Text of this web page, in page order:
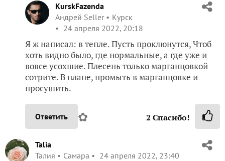
KurskFazenda
Андрей Seller
Курск
24 апреля 2022, 20:18
Я ж написал: в тепле. Пусть проклюнутся, Чтоб
хоть видно было, где нормальные, а где уже и
вовсе усохшие. Плесень только марганцовкой
сотрите. В плане, промыть в марганцовке и
просушить.
Ответить ✿ 2 Спасибо!
Talia
Талия
Самара 24 апреля 2022, 23:40